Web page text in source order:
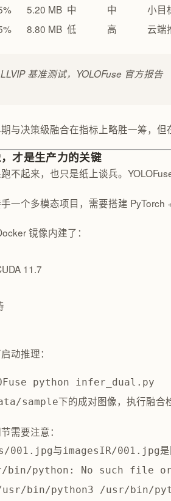
5.20 MB 中 中
小目
8.80 MB 低 高 云端
基准测试，YOLOFuse 官方报告
与决策级融合在指标上略胜一筹，
才是生产力的关键
不起来，也只是纸上谈兵。
一个多模态项目，需要搭建
镜像内建了：
11.7
动推理：
python infer_dual.py
sample下的成对图像，执行融合
需要注意：
001.jpg与imagesIR/001.jpg
bin/python: No such file
bin/python3 /usr/bin/